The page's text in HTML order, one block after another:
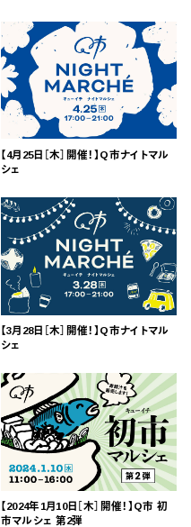
【4月25日［木］開催！】Q市ナイトマル
シェ
【3月28日［木］開催！】Q市ナイトマル
シェ
【2024年1月10日［木］開催！】Q市 初
市マルシェ 第2弾